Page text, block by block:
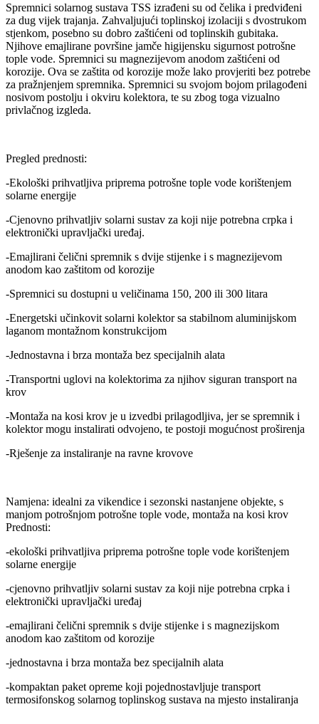
Spremnici solarnog sustava TSS izrađeni su od čelika i predviđeni
za dug vijek trajanja. Zahvaljujući toplinskoj izolaciji s dvostrukom
stjenkom, posebno su dobro zaštićeni od toplinskih gubitaka.
Njihove emajlirane površine jamče higijensku sigurnost potrošne
tople vode. Spremnici su magnezijevom anodom zaštićeni od
korozije. Ova se zaštita od korozije može lako provjeriti bez potrebe
za pražnjenjem spremnika. Spremnici su svojom bojom prilagođeni
nosivom postolju i okviru kolektora, te su zbog toga vizualno
privlačnog izgleda.
Pregled prednosti:
-Ekološki prihvatljiva priprema potrošne tople vode korištenjem
solarne energije
-Cjenovno prihvatljiv solarni sustav za koji nije potrebna crpka i
elektronički upravljački uređaj.
-Emajlirani čelični spremnik s dvije stijenke i s magnezijevom
anodom kao zaštitom od korozije
-Spremnici su dostupni u veličinama 150, 200 ili 300 litara
-Energetski učinkovit solarni kolektor sa stabilnom aluminijskom
laganom montažnom konstrukcijom
-Jednostavna i brza montaža bez specijalnih alata
-Transportni uglovi na kolektorima za njihov siguran transport na
krov
-Montaža na kosi krov je u izvedbi prilagodljiva, jer se spremnik i
kolektor mogu instalirati odvojeno, te postoji mogućnost proširenja
-Rješenje za instaliranje na ravne krovove
Namjena: idealni za vikendice i sezonski nastanjene objekte, s
manjom potrošnjom potrošne tople vode, montaža na kosi krov
Prednosti:
-ekološki prihvatljiva priprema potrošne tople vode korištenjem
solarne energije
-cjenovno prihvatljiv solarni sustav za koji nije potrebna crpka i
elektronički upravljački uređaj
-emajlirani čelični spremnik s dvije stijenke i s magnezijskom
anodom kao zaštitom od korozije
-jednostavna i brza montaža bez specijalnih alata
-kompaktan paket opreme koji pojednostavljuje transport
termosifonskog solarnog toplinskog sustava na mjesto instaliranja